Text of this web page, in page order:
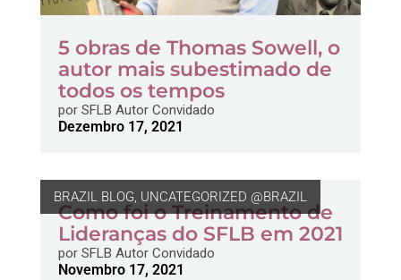
5 obras de Thomas Sowell, o
autor mais subestimado de
todos os tempos
porSFLB Autor Convidado
Dezembro 17, 2021
BRAZIL BLOG, UNCATEGORIZED @BRAZIL
Como foi o Treinamento de
Lideranças do SFLB em 2021
porSFLB Autor Convidado
Novembro 17, 2021